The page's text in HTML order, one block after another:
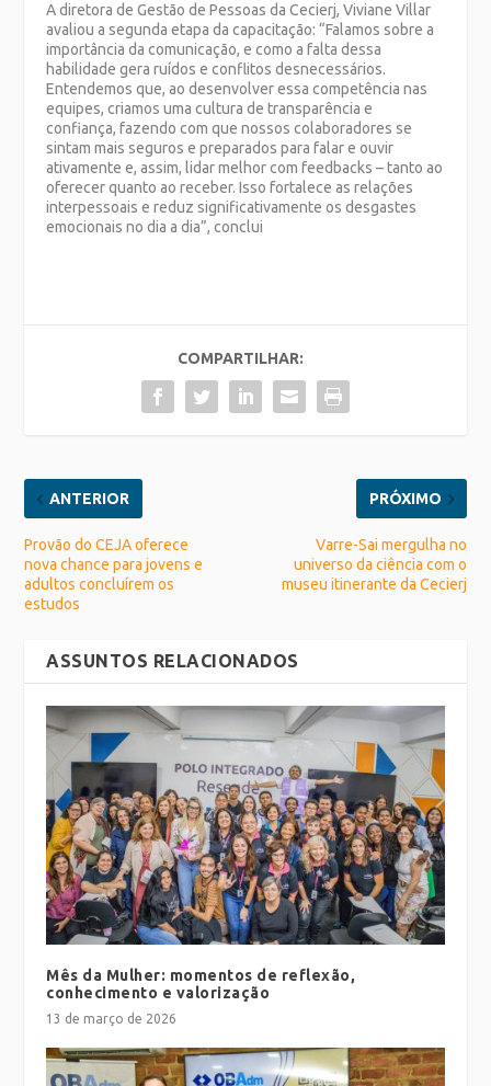
A diretora de Gestão de Pessoas da Cecierj, Viviane Villar
avaliou a segunda etapa da capacitação: “Falamos sobre a
importância da comunicação, e como a falta dessa
habilidade gera ruídos e conflitos desnecessários.
Entendemos que, ao desenvolver essa competência nas
equipes, criamos uma cultura de transparência e
confiança, fazendo com que nossos colaboradores se
sintam mais seguros e preparados para falar e ouvir
ativamente e, assim, lidar melhor com feedbacks – tanto ao
oferecer quanto ao receber. Isso fortalece as relações
interpessoais e reduz significativamente os desgastes
emocionais no dia a dia”, conclui
COMPARTILHAR:
ANTERIOR
Provão do CEJA oferece
nova chance para jovens e
adultos concluírem os
estudos
PRÓXIMO
Varre-Sai mergulha no
universo da ciência com o
museu itinerante da Cecierj
ASSUNTOS RELACIONADOS
Mês da Mulher: momentos de reflexão,
conhecimento e valorização
13 de março de 2026